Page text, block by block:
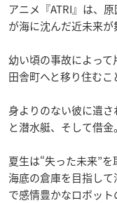
アニメ『ATRI』は、
が海に沈んだ近未来が
幼い頃の事故によっ
田舎町へと移り住むこ
身よりのない彼に遺
と潜水艇、そして借金。
夏生は“失った未来”
海底の倉庫を目指し
で感情豊かなロボット